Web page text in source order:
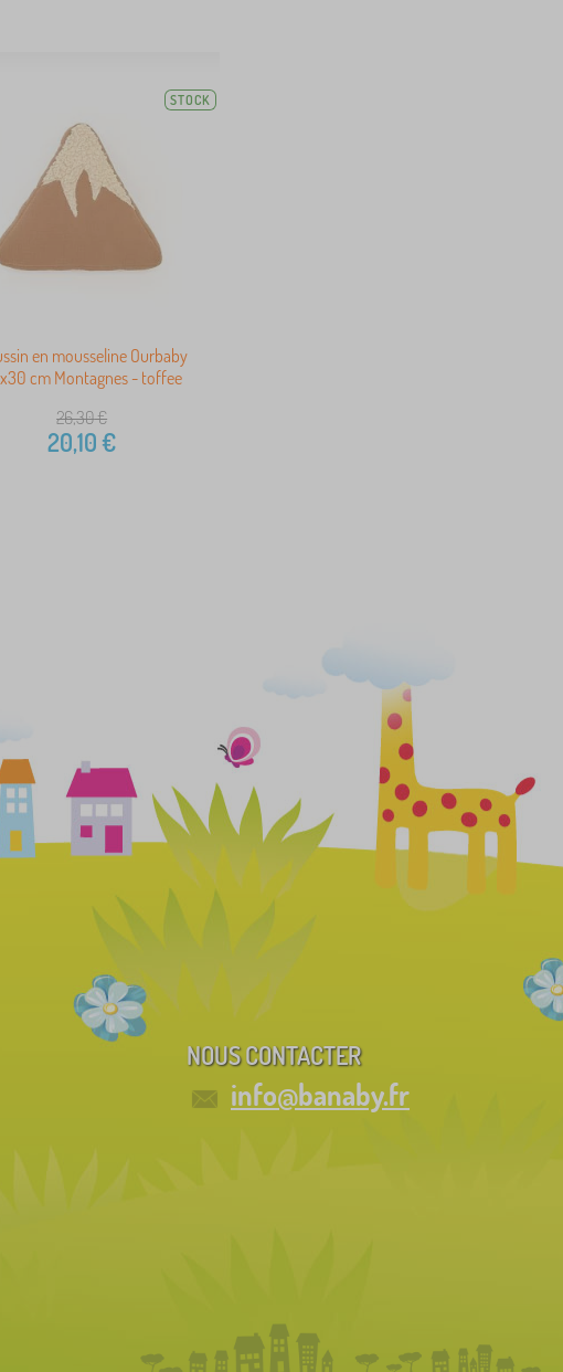
STOCK
en mousseline Ourbaby
cm Montagnes - toffee
26,30€
20,10€
NOUS CONTACTER
info@banaby.fr